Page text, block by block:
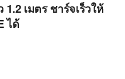
เมตร ชาร์จเร็วให้
ได้